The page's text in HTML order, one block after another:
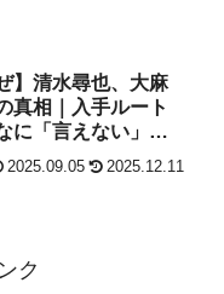
】清水尋也、大麻
真相｜入手ルート
に「言えない」理
2025.09.05 2025.12.11
ク